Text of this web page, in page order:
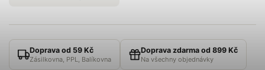
Doprava od 59 Kč
Zásilkovna, PPL, Balíkovna
Doprava zdarma od 899 Kč
Na všechny objednávky